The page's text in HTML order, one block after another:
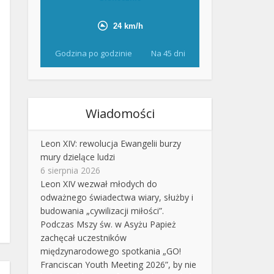
Godzina po godzinie Na 45 dni
Wiadomości
Leon XIV: rewolucja Ewangelii burzy
mury dzielące ludzi
6 sierpnia 2026
Leon XIV wezwał młodych do
odważnego świadectwa wiary, służby i
budowania „cywilizacji miłości”.
Podczas Mszy św. w Asyżu Papież
zachęcał uczestników
międzynarodowego spotkania „GO!
Franciscan Youth Meeting 2026”, by nie